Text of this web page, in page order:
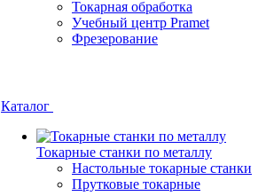
Токарная обработка
Учебный центр Pramet
Фрезерование
Каталог
Токарные станки по металлу
Настольные токарные станки
Прутковые токарные